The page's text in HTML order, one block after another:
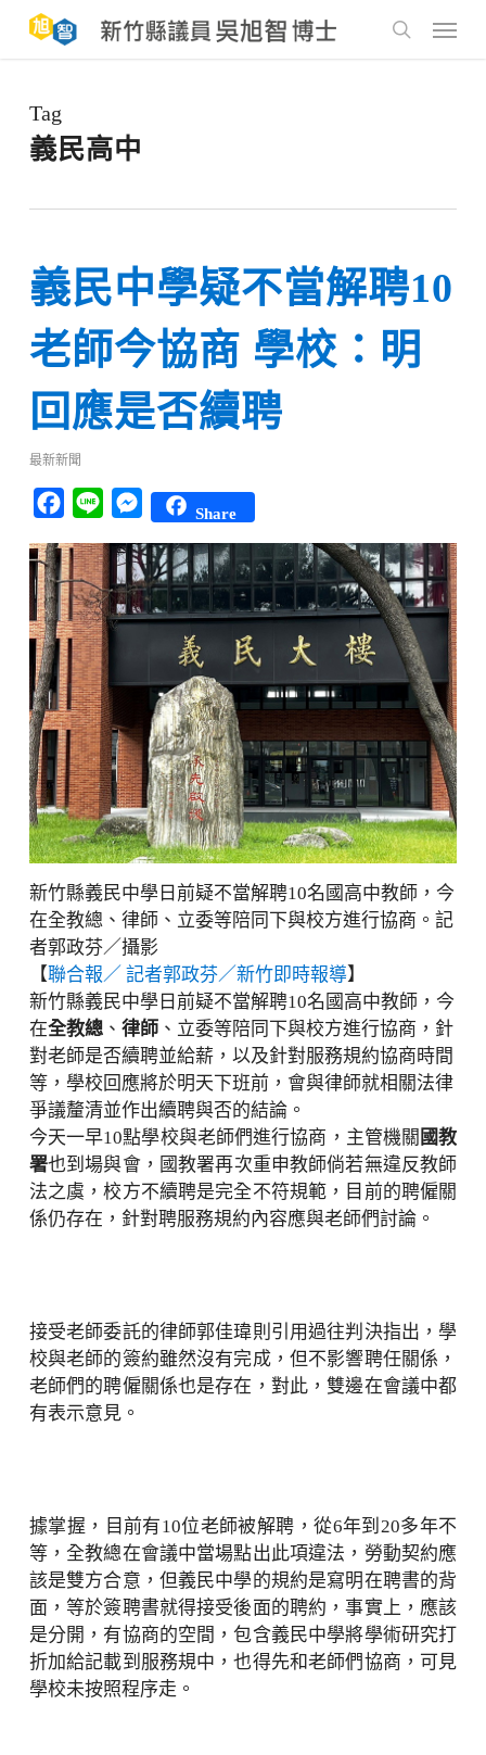
main
Menu
Tag
義民高中
義民中學疑不當解聘10
老師今協商 學校：明
回應是否續聘
最新新聞
Facebook
Line Messenger
Share
新竹縣義民中學日前疑不當解聘10名國高中教師，今
在全教總、律師、立委等陪同下與校方進行協商。記
者郭政芬／攝影
【聯合報／ 記者郭政芬／新竹即時報導】
新竹縣義民中學日前疑不當解聘10名國高中教師，今
在全教總、 律師、立委等陪同下與校方進行協商，針
對老師是否續聘並給薪，以及針對服務規約協商時間
等，學校回應將於明天下班前，會與律師就相關法律
爭議釐清並作出續聘與否的結論。
今天一早10點學校與老師們進行協商，主管機關 國教
署也到場與會，國教署再次重申教師倘若無違反教師
法之虞，校方不續聘是完全不符規範，目前的聘僱關
係仍存在，針對聘服務規約內容應與老師們討論。
接受老師委託的律師郭佳瑋則引用過往判決指出，學
校與老師的簽約雖然沒有完成，但不影響聘任關係，
老師們的聘僱關係也是存在，對此，雙邊在會議中都
有表示意見。
據掌握，目前有10位老師被解聘，從6年到20多年不
等，全教總在會議中當場點出此項違法，勞動契約應
該是雙方合意，但義民中學的規約是寫明在聘書的背
面，等於簽聘書就得接受後面的聘約，事實上，應該
是分開，有協商的空間，包含義民中學將學術研究打
折加給記載到服務規中，也得先和老師們協商，可見
學校未按照程序走。